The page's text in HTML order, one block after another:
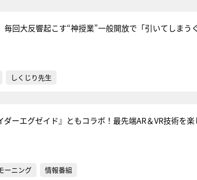
毎回大反響起こす“神授業”一般開放で「引いてしまう
しくじり先生
ダーエグゼイド』ともコラボ！最先端AR＆VR技術を楽
ーニング 情報番組